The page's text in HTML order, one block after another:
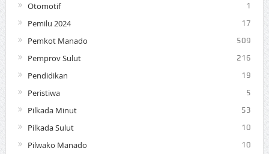
Otomotif 1
Pemilu 2024 17
Pemkot Manado 509
Pemprov Sulut 216
Pendidikan 19
Peristiwa 5
Pilkada Minut 53
Pilkada Sulut 10
Pilwako Manado 10